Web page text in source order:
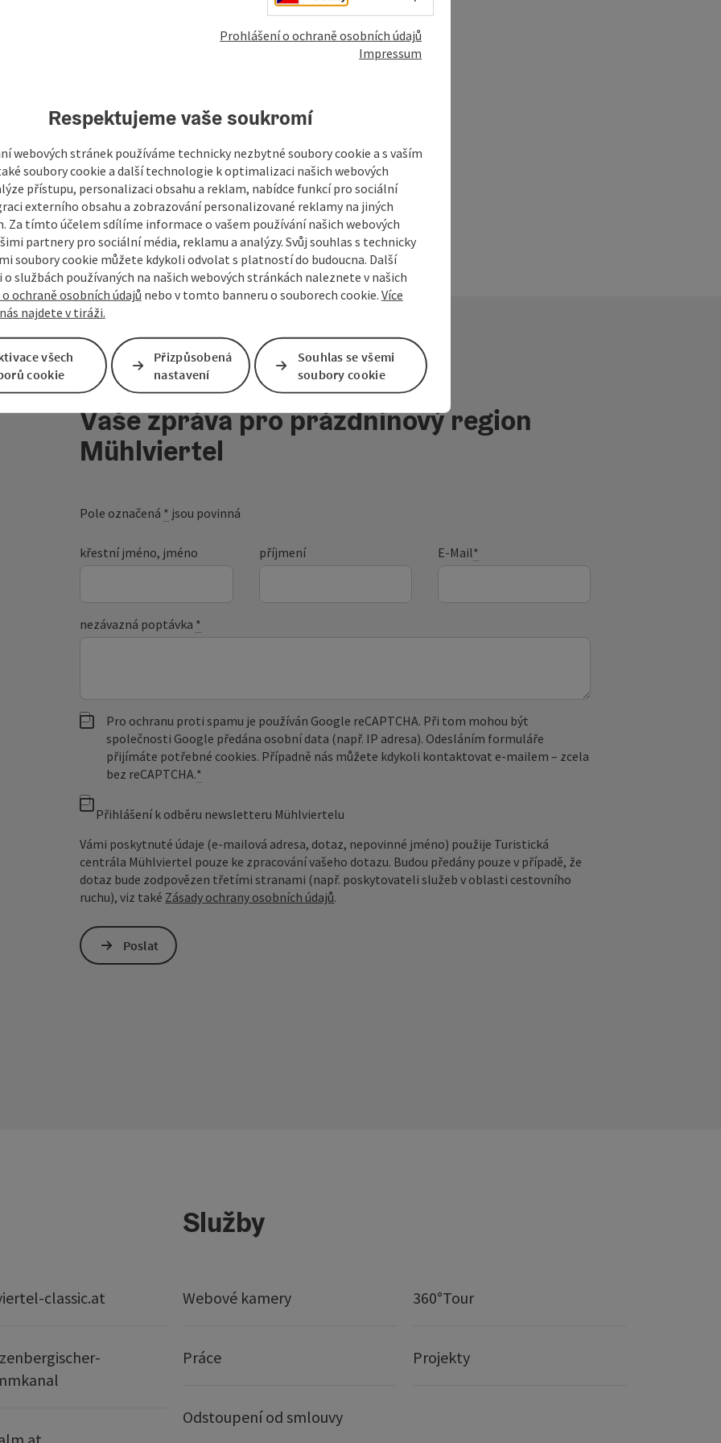
Vaše zpráva pro prázdninový region
Mühlviertel
Pole označená * jsou povinná
křestní jméno, jméno příjmení E-Mail*
nezávazná poptávka *
Pro ochranu proti spamu je používán Google reCAPTCHA. Při tom mohou být
společnosti Google předána osobní data (např. IP adresa). Odesláním formuláře
přijímáte potřebné cookies. Případně nás můžete kdykoli kontaktovat e‑mailem – zcela
bez reCAPTCHA.*
Přihlášení k odběru newsletteru Mühlviertelu
Vámi poskytnuté údaje (e-mailová adresa, dotaz, nepovinné jméno) použije Turistická
centrála Mühlviertel pouze ke zpracování vašeho dotazu. Budou předány pouze v případě, že
dotaz bude zodpovězen třetími stranami (např. poskytovateli služeb v oblasti cestovního
ruchu), viz také Zásady ochrany osobních údajů.
Poslat
classic.at
Služby
Webové kamery 360°Tour
Práce Projekty
Odstoupení od smlouvy
Prohlášení o ochraně osobních údajů
Impressum
Respektujeme vaše soukromí
webových stránek používáme technicky nezbytné soubory cookie a s vaším
soubory cookie a další technologie k optimalizaci našich webových
přístupu, personalizaci obsahu a reklam, nabídce funkcí pro sociální
externího obsahu a zobrazování personalizované reklamy na jiných
Za tímto účelem sdílíme informace o vašem používání našich webových
partnery pro sociální média, reklamu a analýzy. Svůj souhlas s technicky
soubory cookie můžete kdykoli odvolat s platností do budoucna. Další
službách používaných na našich webových stránkách naleznete v našich
ochraně osobních údajů nebo v tomto banneru o souborech cookie. Více
najdete v tiráži.
všech
cookie
Přizpůsobená
nastavení
Souhlas se všemi
soubory cookie